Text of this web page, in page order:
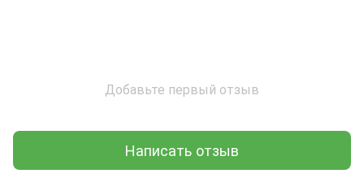
Добавьте первый отзыв
Написать отзыв